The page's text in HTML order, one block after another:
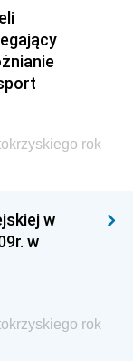
i Rozwoju
Archiwów
Inwestycji i
i Polityki
i Głównego
rok
w
w
rok